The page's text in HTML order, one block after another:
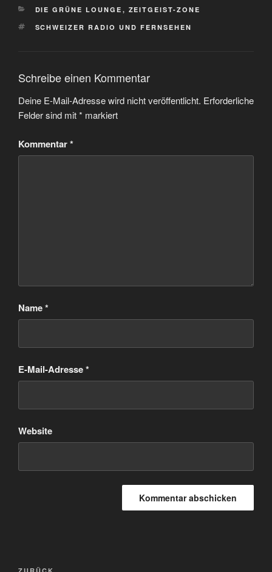
KATEGORIEN
DIE GRÜNE LOUNGE , ZEITGEIST-ZONE
SCHLAGWÖRTER
SCHWEIZER RADIO UND FERNSEHEN
Schreibe einen Kommentar
Deine E-Mail-Adresse wird nicht veröffentlicht. Erforderliche
Felder sind mit* markiert
Kommentar*
Name*
E-Mail-Adresse*
Website
Beitragsnavigation